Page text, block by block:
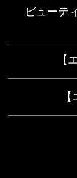
ビューテ
【